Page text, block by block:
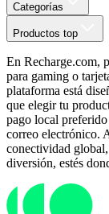
Categorías
Productos top
En Recharge.com,
para gaming o
plataforma está
que elegir tu
pago local
correo electrónico.
conectividad
diversión, estés